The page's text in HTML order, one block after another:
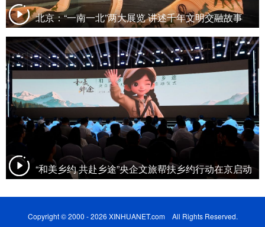
北京：“一南一北”两大展览 讲述千年文明交融故事
“和美乡约 共赴乡途”央企文旅帮扶乡约行动在京启动
Copyright © 2000 - 2026 XINHUANET.com All Rights Reserved.